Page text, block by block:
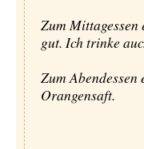
Zum Mittagessen
gut. Ich trinke
Zum
Orangensaft.